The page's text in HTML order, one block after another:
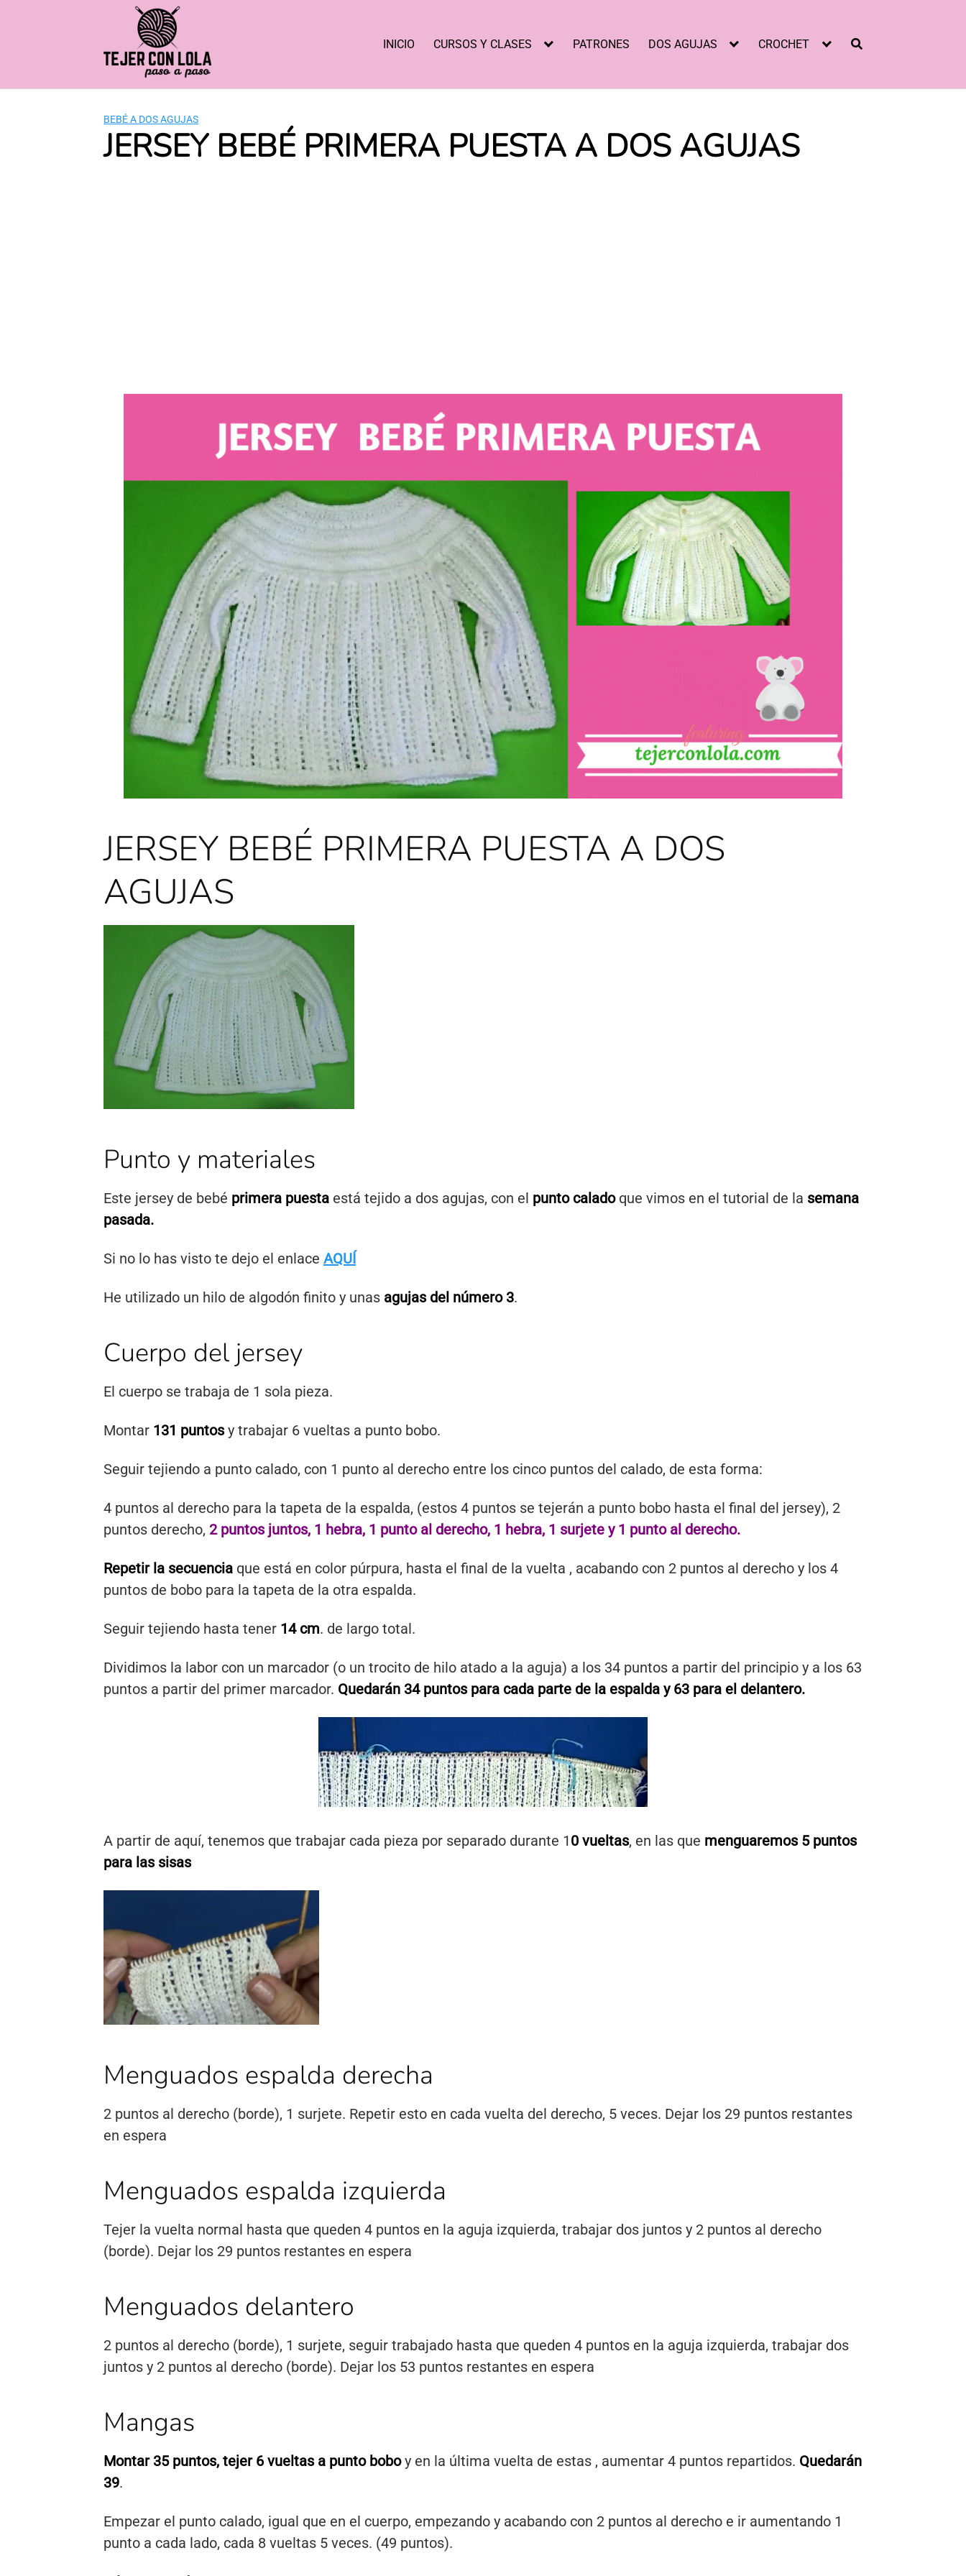
INICIO CURSOS Y CLASES PATRONES DOS AGUJAS CROCHET
BEBÉ A DOS AGUJAS
JERSEY BEBÉ PRIMERA PUESTA A DOS AGUJAS
JERSEY BEBÉ PRIMERA PUESTA A DOS
AGUJAS
Punto y materiales
Este jersey de bebé primera puesta está tejido a dos agujas, con el punto caladoque vimos en el tutorial de la semana
pasada.
Si no lo has visto te dejo el enlace AQUÍ
He utilizado un hilo de algodón finito y unas agujas del número 3.
Cuerpo del jersey
El cuerpo se trabaja de 1 sola pieza.
Montar 131 puntosy trabajar 6 vueltas a punto bobo.
Seguir tejiendo a punto calado, con 1 punto al derecho entre los cinco puntos del calado, de esta forma:
4 puntos al derecho para la tapeta de la espalda, (estos 4 puntos se tejerán a punto bobo hasta el final del jersey), 2
puntos derecho, 2 puntos juntos, 1 hebra, 1 punto al derecho, 1 hebra, 1 surjete y 1 punto al derecho.
Repetir la secuencia que está en color púrpura, hasta el final de la vuelta , acabando con 2 puntos al derecho y los 4
puntos de bobo para la tapeta de la otra espalda.
Seguir tejiendo hasta tener 14 cm. de largo total.
Dividimos la labor con un marcador (o un trocito de hilo atado a la aguja) a los 34 puntos a partir del principio y a los 63
puntos a partir del primer marcador. Quedarán 34 puntos para cada parte de la espalda y 63 para el delantero.
A partir de aquí, tenemos que trabajar cada pieza por separado durante 10 vueltas, en las que menguaremos 5 puntos
para las sisas
Menguados espalda derecha
2 puntos al derecho (borde), 1 surjete. Repetir esto en cada vuelta del derecho, 5 veces. Dejar los 29 puntos restantes
en espera
Menguados espalda izquierda
Tejer la vuelta normal hasta que queden 4 puntos en la aguja izquierda, trabajar dos juntos y 2 puntos al derecho
(borde). Dejar los 29 puntos restantes en espera
Menguados delantero
2 puntos al derecho (borde), 1 surjete, seguir trabajado hasta que queden 4 puntos en la aguja izquierda, trabajar dos
juntos y 2 puntos al derecho (borde). Dejar los 53 puntos restantes en espera
Mangas
Montar 35 puntos, tejer 6 vueltas a punto boboy en la última vuelta de estas , aumentar 4 puntos repartidos. Quedarán
39.
Empezar el punto calado, igual que en el cuerpo, empezando y acabando con 2 puntos al derecho e ir aumentando 1
punto a cada lado, cada 8 vueltas 5 veces. (49 puntos).